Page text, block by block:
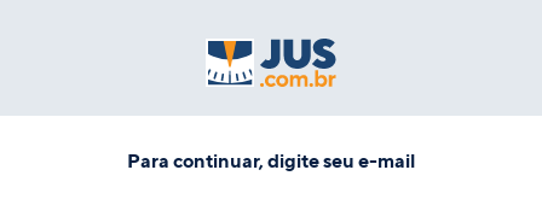
Para continuar, digite seu e-mail